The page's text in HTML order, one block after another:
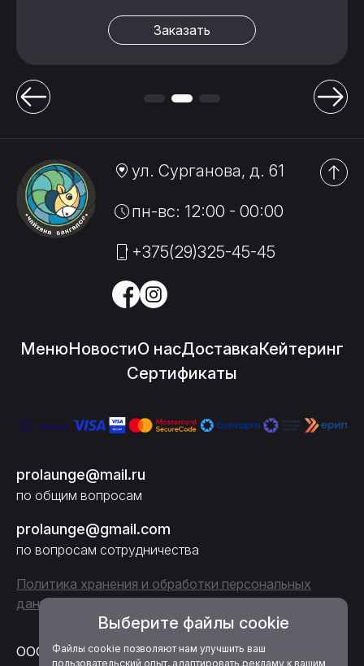
Заказать
ООО «ПроЛаунж»
МенюНовостиО насДоставкаКейтеринг
Сертификаты
ул. Сурганова, д. 61
пн-вс: 12:00 - 00:00
+375(29)325-45-45
prolaunge@mail.ru
по общим вопросам
prolaunge@gmail.com
по вопросам сотрудничества
Политика хранения и обработки персональных
данных и cookies
Выберите файлы cookie
Файлы cookie позволяют нам улучшить ваш
пользовательский опыт, адаптировать рекламу к вашим